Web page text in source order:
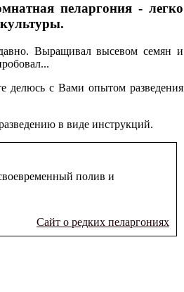
пеларгония - легко
Выращивал высевом семян и
делюсь с Вами опытом разведения
в виде инструкций.
полив и
Сайт о редких пеларгониях